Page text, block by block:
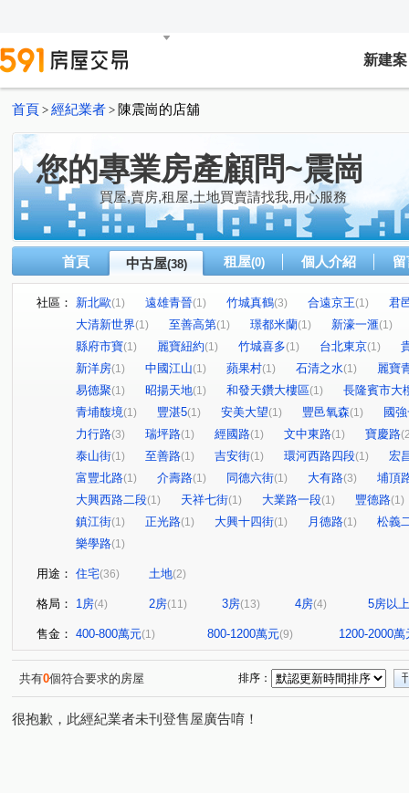
新建案
首頁 > 經紀業者 > 陳震崗的店舖
您的專業房產顧問~震崗
買屋,賣房,租屋,土地買賣請找我,用心服務
首頁 中古屋(38) 租屋(0) 個人介紹
社區： 新北歐(1) 遠雄青晉(1) 竹城真鶴(3) 合遠京王(1)
君
大清新世界(1) 至善高第(1) 璟都米蘭(1) 新濠一滙(1)
縣府市寶(1) 麗寶紐約(1) 竹城喜多(1) 台北東京(1)
新洋房(1) 中國江山(1) 蘋果村(1) 石清之水(1)
麗寶
易德聚(1) 昭揚天地(1) 和發天鑽大樓區(1)
長隆賓市大
青埔馥境(1) 豐湛5(1) 安美大望(1) 豐邑氧森(1)
國
力行路(3) 瑞坪路(1) 經國路(1) 文中東路(1) 寶慶路
泰山街(1) 至善路(1) 吉安街(1) 環河西路四段(1)
宏
富豐北路(1) 介壽路(1) 同德六街(1) 大有路(3)
埔頂
大興西路二段(1) 天祥七街(1) 大業路一段(1) 豐德路(1)
鎮江街(1) 正光路(1) 大興十四街(1) 月德路(1)
松義
樂學路(1)
用途： 住宅(36) 土地(2)
格局： 1房(4) 2房(11) 3房(13) 4房(4) 5房以上
售金： 400-800萬元(1) 800-1200萬元(9) 1200-2000萬
共有0個符合要求的房屋 排序：
很抱歉，此經紀業者未刊登售屋廣告唷！